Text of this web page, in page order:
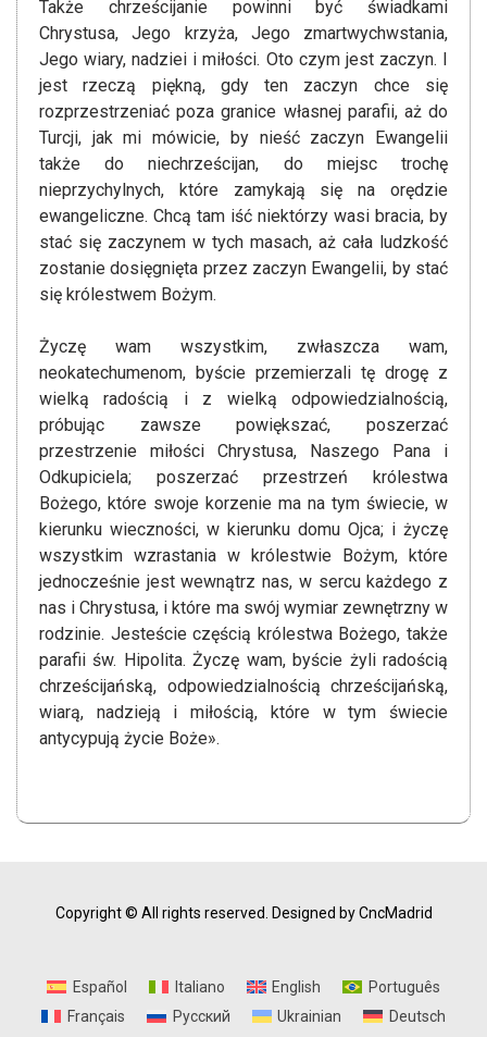
Także chrześcijanie powinni być świadkami
Chrystusa, Jego krzyża, Jego zmartwychwstania,
Jego wiary, nadziei i miłości. Oto czym jest zaczyn. I
jest rzeczą piękną, gdy ten zaczyn chce się
rozprzestrzeniać poza granice własnej parafii, aż do
Turcji, jak mi mówicie, by nieść zaczyn Ewangelii
także do niechrześcijan, do miejsc trochę
nieprzychylnych, które zamykają się na orędzie
ewangeliczne. Chcą tam iść niektórzy wasi bracia, by
stać się zaczynem w tych masach, aż cała ludzkość
zostanie dosięgnięta przez zaczyn Ewangelii, by stać
się królestwem Bożym.
Życzę wam wszystkim, zwłaszcza wam,
neokatechumenom, byście przemierzali tę drogę z
wielką radością i z wielką odpowiedzialnością,
próbując zawsze powiększać, poszerzać
przestrzenie miłości Chrystusa, Naszego Pana i
Odkupiciela; poszerzać przestrzeń królestwa
Bożego, które swoje korzenie ma na tym świecie, w
kierunku wieczności, w kierunku domu Ojca; i życzę
wszystkim wzrastania w królestwie Bożym, które
jednocześnie jest wewnątrz nas, w sercu każdego z
nas i Chrystusa, i które ma swój wymiar zewnętrzny w
rodzinie. Jesteście częścią królestwa Bożego, także
parafii św. Hipolita. Życzę wam, byście żyli radością
chrześcijańską, odpowiedzialnością chrześcijańską,
wiarą, nadzieją i miłością, które w tym świecie
antycypują życie Boże».
Copyright © All rights reserved. Designed by CncMadrid
Español Italiano English
Português
Français
Русский Ukrainian
Deutsch